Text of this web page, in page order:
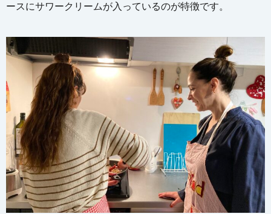
ースにサワークリームが入っているのが特徴です。